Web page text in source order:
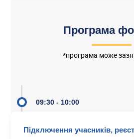
Програма
*програма може
09:30 - 10:00
Підключення учасників,